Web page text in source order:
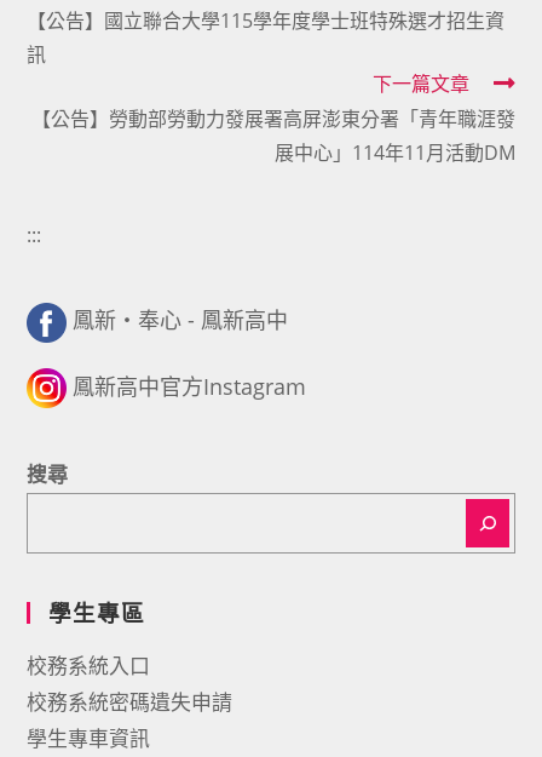
more
articles
【公告】國立聯合大學115學年度學士班特殊選才招生資
訊
下一篇文章
【公告】勞動部勞動力發展署高屏澎東分署「青年職涯發
展中心」114年11月活動DM
:::
鳳新・奉心 - 鳳新高中
鳳新高中官方Instagram
搜尋
學生專區
校務系統入口
校務系統密碼遺失申請
學生專車資訊